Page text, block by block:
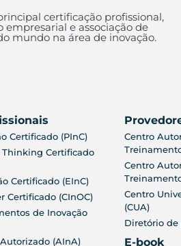
certificação profissional,
empresarial e associação de
mundo na área de inovação.
Certificado (PInC)
Certificado
Certificado (EInC)
Certificado (CInOC)
de Inovação
(AInA)
Centro
Centro
Centro
(CUA)
Diretório de
E-book